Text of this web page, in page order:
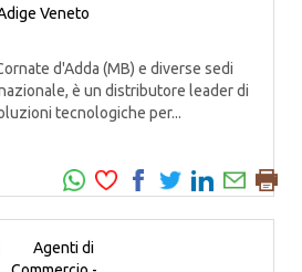
Veneto
d'Adda (MB) e diverse sedi
è un distributore leader di
tecnologiche per...